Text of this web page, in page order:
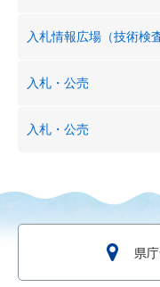
入札情報広場（技術検
入札・公売
入札・公売
県